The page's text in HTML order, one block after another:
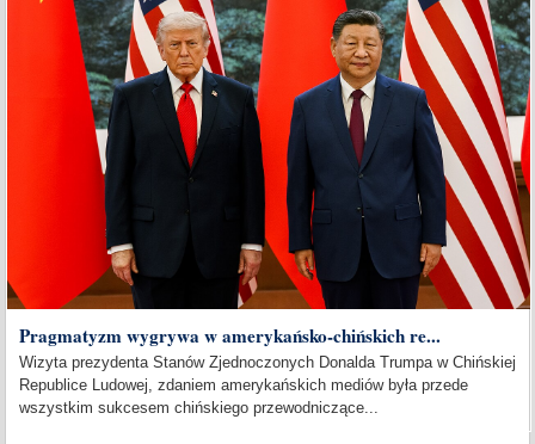
Pragmatyzm wygrywa w amerykańsko-chińskich re...
Wizyta prezydenta Stanów Zjednoczonych Donalda Trumpa w Chińskiej
Republice Ludowej, zdaniem amerykańskich mediów była przede
wszystkim sukcesem chińskiego przewodniczące...